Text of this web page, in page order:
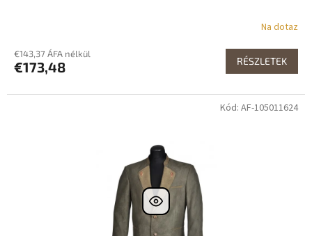
Na dotaz
€143,37 ÁFA nélkül
€173,48 RÉSZLETEK
Kód: AF-105011624